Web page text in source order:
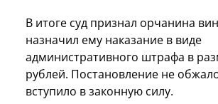
В итоге суд признал орчанина
назначил ему наказание в виде
административного штрафа в
рублей. Постановление не
вступило в законную силу.